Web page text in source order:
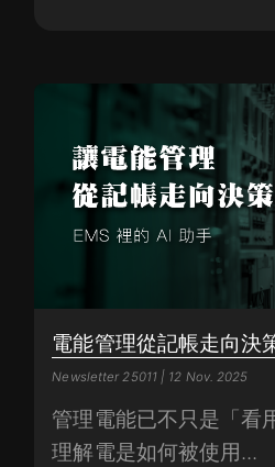
電能管理從記帳走向決
Newsletter 25011 | 12 Nov. 2025
管理電能已不只是「看
理解電是如何被使用...